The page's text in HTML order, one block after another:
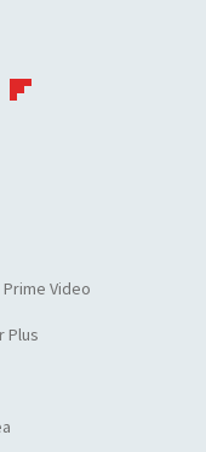
Video
Plus